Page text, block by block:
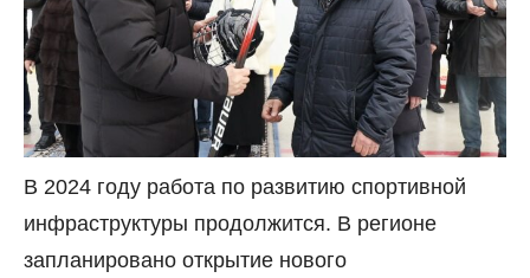
В 2024 году работа по развитию спортивной
инфраструктуры продолжится. В регионе
запланировано открытие нового